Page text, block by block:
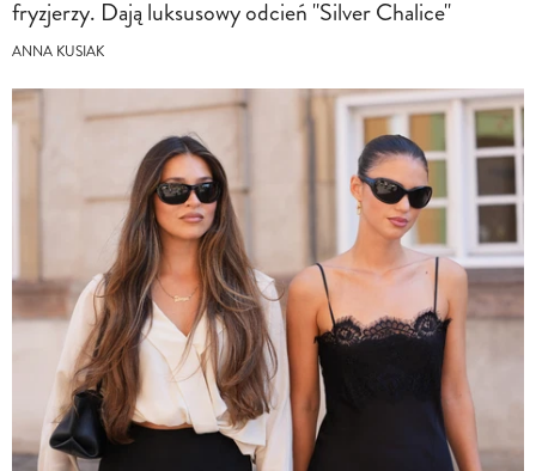
fryzjerzy. Dają luksusowy odcień "Silver Chalice"
ANNA KUSIAK